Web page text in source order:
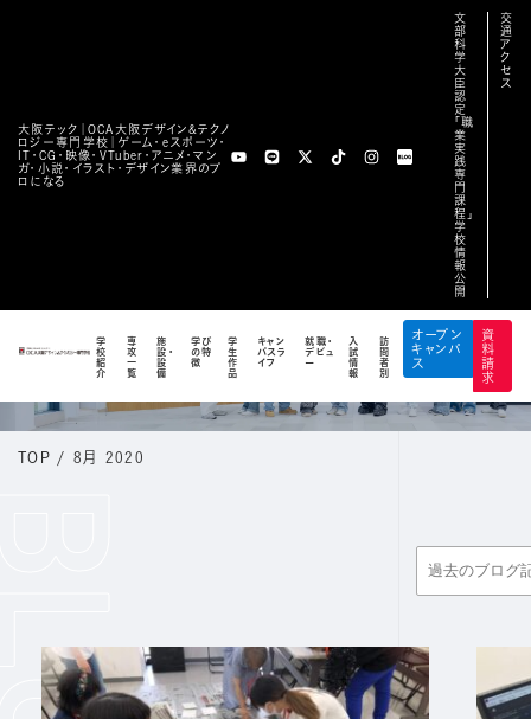
大阪テック｜OCA⼤阪デザイン&テクノ
ロジー専⾨学校｜ゲーム・eスポーツ・
IT・CG・映像・VTuber・アニメ・マン
ガ・小説・イラスト・デザイン業界のプ
ロになる
文
部
科
学
大
臣
認
定
「職
業
実
践
専
門
課
程」
学
校
情
報
公
開
交
通
ア
ク
セ
ス
学
校
紹
介
専
攻
一
覧
施
設・
設
備
学び
の特
徴
学
生
作
品
キャン
パスラ
イフ
就職・
デビュ
ー
入
試
情
報
訪
問
者
別
オープン
キャンパ
ス
資
料
請
求
BLOG
公式ブログ
TOP / 8月 2020